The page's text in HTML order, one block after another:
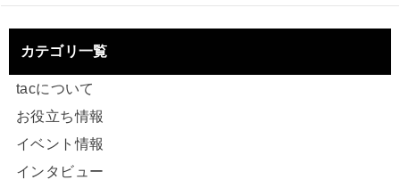
カテゴリ一覧
tacについて
お役立ち情報
イベント情報
インタビュー